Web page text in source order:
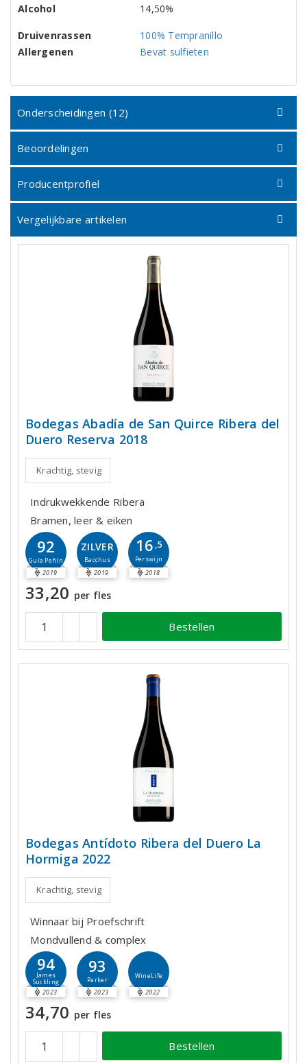
Alcohol 14,50%
Druivenrassen
100% Tempranillo
Allergenen
Bevat sulfieten
Onderscheidingen (12)
Beoordelingen
Producentprofiel
Vergelijkbare artikelen
Bodegas Abadía de San Quirce Ribera del
Duero Reserva 2018
Krachtig, stevig
Indrukwekkende Ribera
Bramen, leer & eiken
92
Guía Peñín
2019
ZILVER
Bacchus
2019
16 ,5
Perswijn
2018
33,20 per fles
Bestellen
Bodegas Antídoto Ribera del Duero La
Hormiga 2022
Krachtig, stevig
Winnaar bij Proefschrift
Mondvullend & complex
94
James
Suckling
2023
93
Parker
2023
WineLife
2022
34,70 per fles
Bestellen